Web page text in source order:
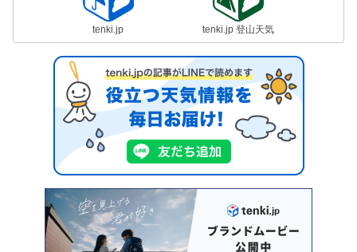
tenki.jp tenki.jp 登山天気